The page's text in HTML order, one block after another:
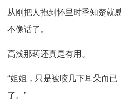
从刚把人抱到怀里时季知楚就
不像话了。
高浅那药还真是有用。
“姐姐，只是被咬几下耳朵而
了。”